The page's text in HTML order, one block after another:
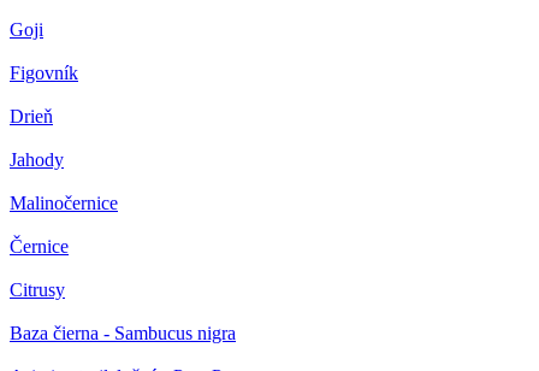
Goji
Figovník
Drieň
Jahody
Malinočernice
Černice
Citrusy
Baza čierna - Sambucus nigra